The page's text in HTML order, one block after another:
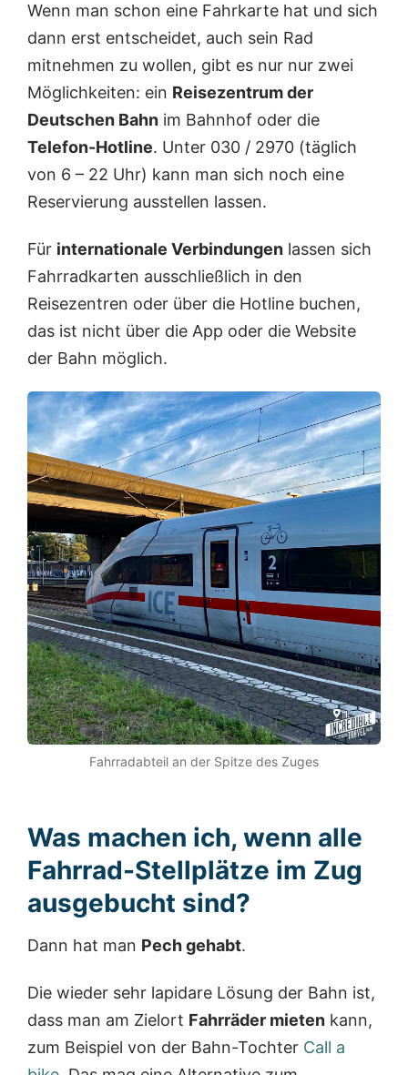
Wenn man schon eine Fahrkarte hat und sich
dann erst entscheidet, auch sein Rad
mitnehmen zu wollen, gibt es nur nur zwei
Möglichkeiten: ein Reisezentrum der
Deutschen Bahn im Bahnhof oder die
Telefon-Hotline. Unter 030 / 2970 (täglich
von 6 – 22 Uhr) kann man sich noch eine
Reservierung ausstellen lassen.
Für internationale Verbindungen lassen sich
Fahrradkarten ausschließlich in den
Reisezentren oder über die Hotline buchen,
das ist nicht über die App oder die Website
der Bahn möglich.
Fahrradabteil an der Spitze des Zuges
Was machen ich, wenn alle
Fahrrad-Stellplätze im Zug
ausgebucht sind?
Dann hat man Pech gehabt.
Die wieder sehr lapidare Lösung der Bahn ist,
dass man am Zielort Fahrräder mieten kann,
zum Beispiel von der Bahn-Tochter Call a